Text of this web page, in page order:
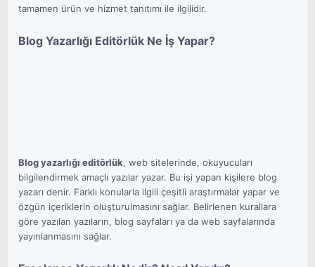
tamamen ürün ve hizmet tanıtımı ile ilgilidir.
Blog Yazarlığı Editörlük Ne İş Yapar?
Blog yazarlığı editörlük, web sitelerinde, okuyucuları
bilgilendirmek amaçlı yazılar yazar. Bu işi yapan kişilere blog
yazarı denir. Farklı konularla ilgili çeşitli araştırmalar yapar ve
özgün içeriklerin oluşturulmasını sağlar. Belirlenen kurallara
göre yazılan yazıların, blog sayfaları ya da web sayfalarında
yayınlanmasını sağlar.